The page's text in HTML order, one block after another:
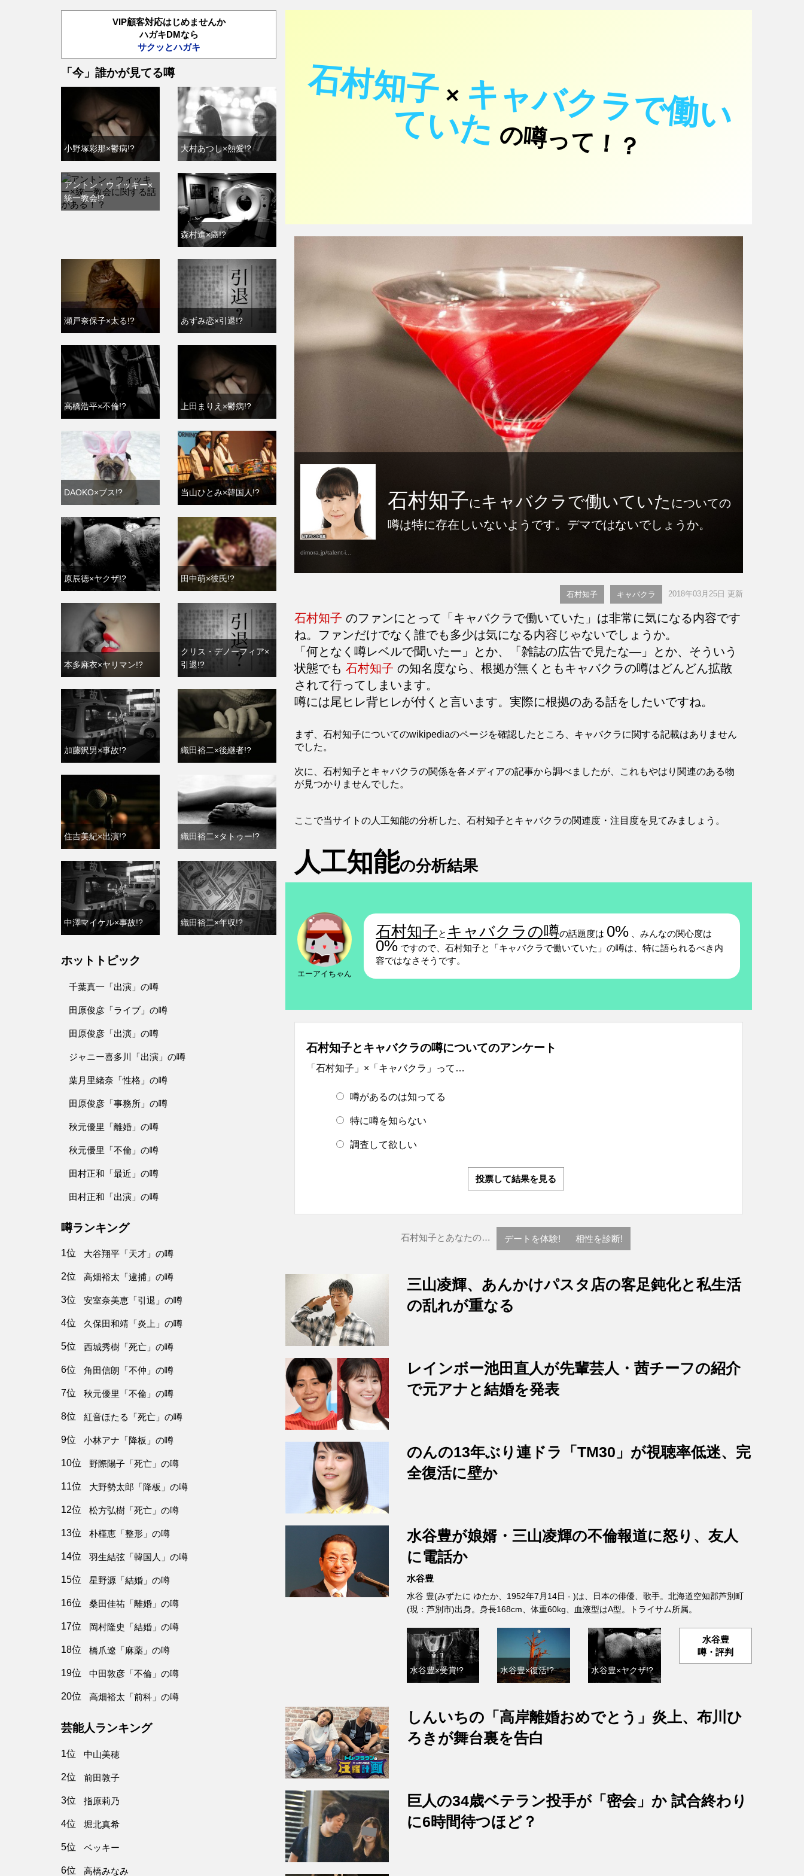
石村知子× キ
ャ
バ
ク
ラ
で
働
い
てい
た の噂って！？
dimora.jp/talent-i...
石村知子にキャバクラで働いていた についての
噂は特に存在しいないようです。デマではないでしょうか。
石村知子 キャバクラ 2018年03月25日 更新
石村知子 のファンにとって「キャバクラで働いていた」は非常に気になる内容です
ね。ファンだけでなく誰でも多少は気になる内容じゃないでしょうか。
「何となく噂レベルで聞いたー」とか、「雑誌の広告で見たな―」とか、そういう
状態でも 石村知子 の知名度なら、根拠が無くともキャバクラの噂はどんどん拡散
されて行ってしまいます。
噂には尾ヒレ背ヒレが付くと言います。実際に根拠のある話をしたいですね。
まず、石村知子についてのwikipediaのページを確認したところ、キャバクラに関する記載はありません
でした。
次に、石村知子とキャバクラの関係を各メディアの記事から調べましたが、これもやはり関連のある物
が見つかりませんでした。
ここで当サイトの人工知能の分析した、石村知子とキャバクラの関連度・注目度を見てみましょう。
人工知能の分析結果
エーアイちゃん
石村知子と キャバクラの噂の話題度は 0% 、みんなの関心度は
0% ですので、石村知子と「キャバクラで働いていた」の噂は、特に語られるべき内
容ではなさそうです。
石村知子とキャバクラの噂についてのアンケート
「石村知子」×「キャバクラ」って…
噂があるのは知ってる
特に噂を知らない
調査して欲しい
投票して結果を見る
石村知子とあなたの… デートを体験! 相性を診断!
三山凌輝、あんかけパスタ店の客足鈍化と私生活
の乱れが重なる
レインボー池田直人が先輩芸人・茜チーフの紹介
で元アナと結婚を発表
のんの13年ぶり連ドラ「TM30」が視聴率低迷、完
全復活に壁か
水谷豊が娘婿・三山凌輝の不倫報道に怒り、友人
に電話か
水谷豊
水谷 豊(みずたに ゆたか、1952年7月14日 - )は、日本の俳優、歌手。北海道空知郡芦別町
(現：芦別市)出身。身長168cm、体重60kg、血液型はA型。トライサム所属。
水谷豊×受賞!? 水谷豊×復活!? 水谷豊×ヤクザ!?
水谷豊
噂・評判
しんいちの「高岸離婚おめでとう」炎上、布川ひ
ろきが舞台裏を告白
巨人の34歳ベテラン投手が「密会」か 試合終わり
に6時間待つほど？
VIP顧客対応はじめませんか
ハガキDMなら
サクッとハガキ
「今」誰かが見てる噂
小野塚彩那×鬱病!? 大村あつし×熱愛!?
アントン・ウィッキー×
統一教会!?
森村進×癌!?
瀬戸奈保子×太る!? あずみ恋×引退!?
高橋浩平×不倫!? 上田まりえ×鬱病!?
DAOKO×ブス!? 当山ひとみ×韓国人!?
原辰徳×ヤクザ!? 田中萌×彼氏!?
本多麻衣×ヤリマン!?
クリス・デノーフィア×
引退!?
加藤沢男×事故!? 織田裕二×後継者!?
住吉美紀×出演!? 織田裕二×タトゥー!?
中澤マイケル×事故!? 織田裕二×年収!?
ホットトピック
千葉真一「出演」の噂
田原俊彦「ライブ」の噂
田原俊彦「出演」の噂
ジャニー喜多川「出演」の噂
葉月里緒奈「性格」の噂
田原俊彦「事務所」の噂
秋元優里「離婚」の噂
秋元優里「不倫」の噂
田村正和「最近」の噂
田村正和「出演」の噂
噂ランキング
1位 大谷翔平「天才」の噂
2位 高畑裕太「逮捕」の噂
3位 安室奈美恵「引退」の噂
4位 久保田和靖「炎上」の噂
5位 西城秀樹「死亡」の噂
6位 角田信朗「不仲」の噂
7位 秋元優里「不倫」の噂
8位 紅音ほたる「死亡」の噂
9位 小林アナ「降板」の噂
10位 野際陽子「死亡」の噂
11位 大野勢太郎「降板」の噂
12位 松方弘樹「死亡」の噂
13位 朴槿恵「整形」の噂
14位 羽生結弦「韓国人」の噂
15位 星野源「結婚」の噂
16位 桑田佳祐「離婚」の噂
17位 岡村隆史「結婚」の噂
18位 橋爪遼「麻薬」の噂
19位 中田敦彦「不倫」の噂
20位 高畑裕太「前科」の噂
芸能人ランキング
1位 中山美穂
2位 前田敦子
3位 指原莉乃
4位 堀北真希
5位 ベッキー
6位 高橋みなみ